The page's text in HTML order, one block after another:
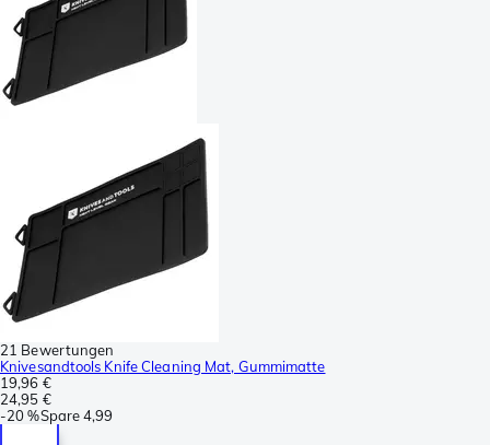
21 Bewertungen
Knivesandtools Knife Cleaning Mat, Gummimatte
19,96 €
24,95 €
-20 %Spare4,99